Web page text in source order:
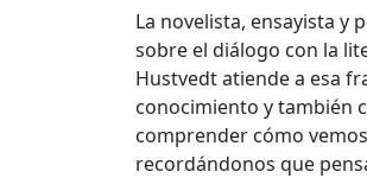
La novelista, ensayista y
sobre el diálogo con la
Hustvedt atiende a esa
conocimiento y también
comprender cómo
recordándonos que